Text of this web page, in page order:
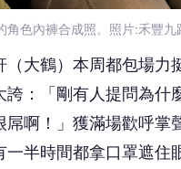
角色內褲合成照。照片:禾豐九
（大鶴）本周都包場力
誇：「剛有人提問為什
屌啊！」獲滿場歡呼掌
一半時間都拿口罩遮住